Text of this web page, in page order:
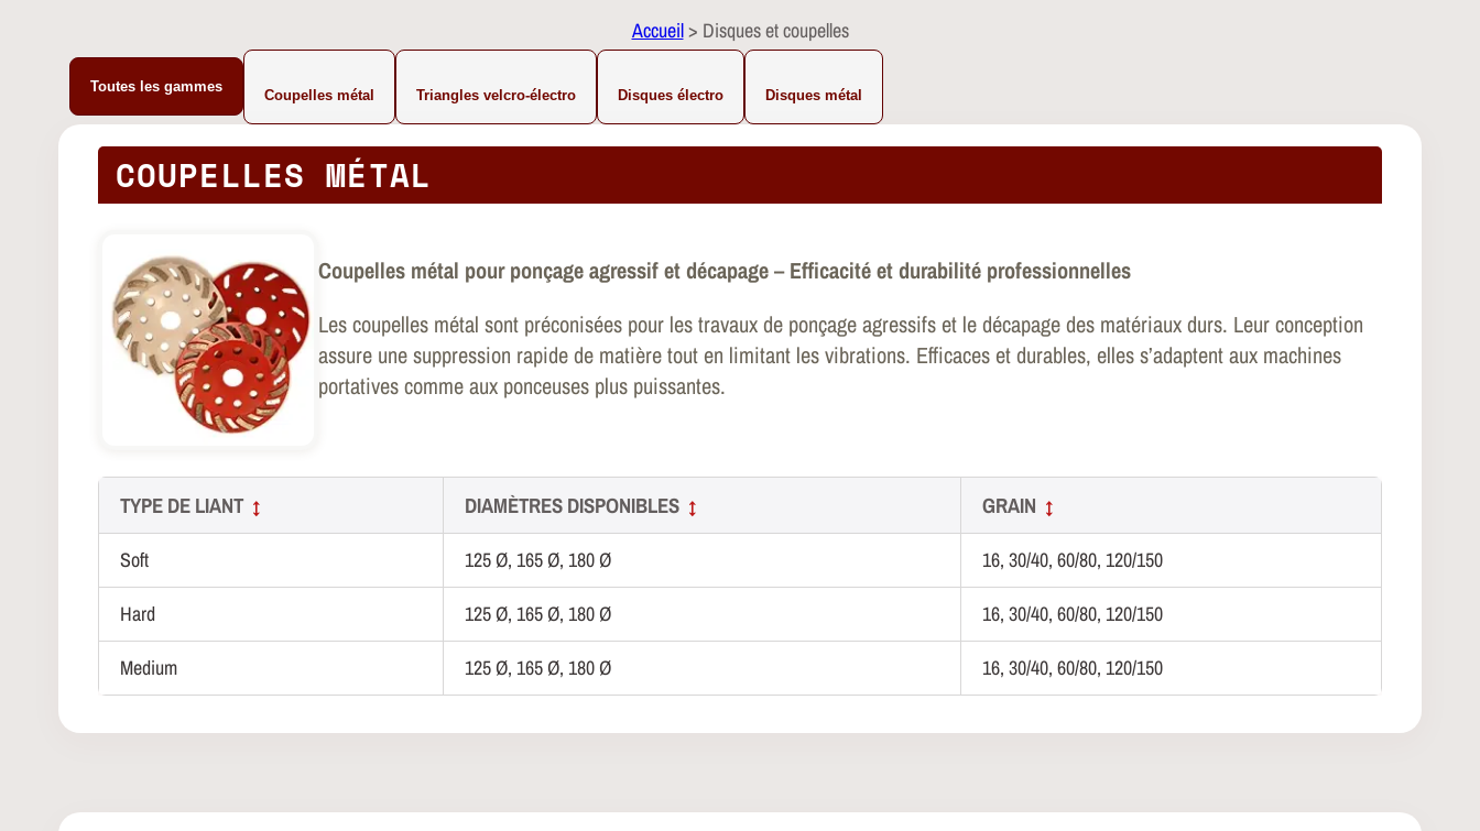
Accueil> Disques et coupelles
Toutes les gammes Coupelles métal Triangles velcro-électro Disques électro Disques métal
COUPELLES MÉTAL
Coupelles métal pour ponçage agressif et décapage – Efficacité et durabilité professionnelles
Les coupelles métal sont préconisées pour les travaux de ponçage agressifs et le décapage des matériaux durs. Leur conception
assure une suppression rapide de matière tout en limitant les vibrations. Efficaces et durables, elles s’adaptent aux machines
portatives comme aux ponceuses plus puissantes.
TYPE DE LIANT ↕ DIAMÈTRES DISPONIBLES ↕ GRAIN ↕
Soft 125 Ø, 165 Ø, 180 Ø
16, 30/40, 60/80, 120/150
Hard
125 Ø, 165 Ø, 180 Ø
16, 30/40, 60/80, 120/150
Medium
125 Ø, 165 Ø, 180 Ø 16, 30/40, 60/80, 120/150